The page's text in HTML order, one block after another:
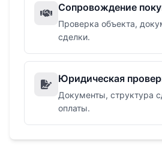
Сопровождение
Проверка объекта,
сделки.
Юридическая
Документы, структура
оплаты.